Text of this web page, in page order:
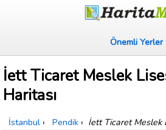
Önemli Yerler
İett Ticaret Meslek
Haritası
İstanbul › Pendik › İett Ticaret Meslek